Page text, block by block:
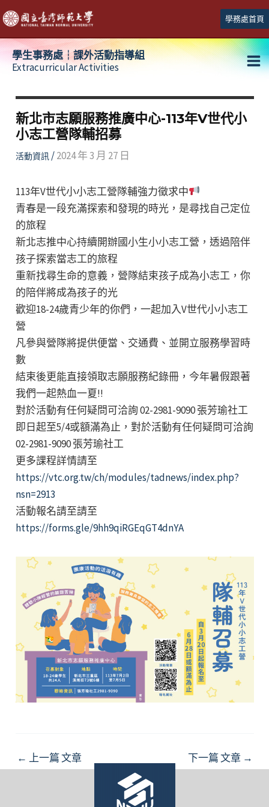
跳
至
主
學務處首頁
學生事務處┆課外活動指導組
Extracurricular Activities
新北市志願服務推廣中心-113年V世代小
小志工營隊輔招募
活動資訊/2024 年 3 月 27 日
113年V世代小小志工營隊輔強力徵求中
青春是一段充滿探索和發現的時光，是尋找自己定位
的旅程
新北志推中心持續開辦國小生小小志工營，透過陪伴
孩子探索當志工的旅程
重新找尋生命的意義，營隊結束孩子成為小志工，你
的陪伴將成為孩子的光
歡迎18-24歲青少年的你們，一起加入V世代小小志工
營
凡參與營隊將提供便當、交通費、並開立服務學習時
數
結束後更能直接領取志願服務紀錄冊，今年暑假跟著
我們一起熱血一夏!!
對於活動有任何疑問可洽詢 02-2981-9090 張芳瑜社工
即日起至5/4或額滿為止，對於活動有任何疑問可洽詢
02-2981-9090 張芳瑜社工
更多課程詳情請至
https://vtc.org.tw/ch/modules/tadnews/index.php?
nsn=2913
活動報名請至請至
https://forms.gle/9hh9qiRGEqGT4dnYA
Post
navigation
← 上一篇 文章 下一篇 文章 →